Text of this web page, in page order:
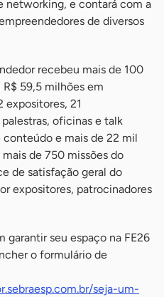
networking, e contará com a
de diversos
recebeu mais de 100
59,5 milhões em
expositores, 21
oficinas e talk
conteúdo e mais de 22 mil
de 750 missões do
de satisfação geral do
expositores, patrocinadores
garantir seu espaço na FE26
o formulário de
seja-um-